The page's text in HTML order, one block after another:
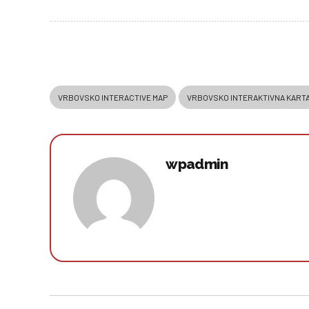
VRBOVSKO INTERACTIVE MAP VRBOVSKO INTERAKTIVNA
wpadmin